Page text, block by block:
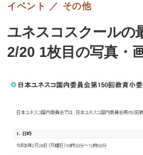
ユネスコスクール
2/20 1枚目の写真・
イベント その他